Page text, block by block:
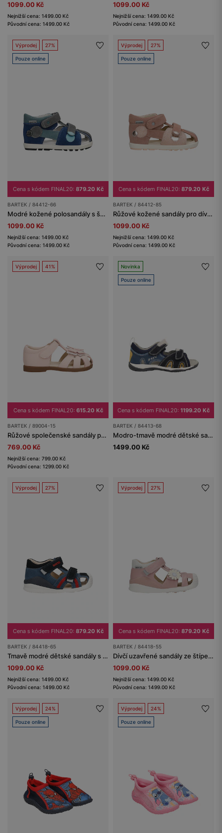
1099.00 Kč
Nejnižší cena: 1499.00 Kč
Původní cena: 1499.00 Kč
1099.00 Kč
Nejnižší cena: 1499.00 Kč
Původní cena: 1499.00 Kč
Výprodej 27%
Pouze online
Cena s kódem FINAL20: 879.20 Kč
BARTEK / 84412-66
Modré kožené polosandály s šedými vsadkami BARTEK 84412-66
1099.00 Kč
Nejnižší cena: 1499.00 Kč
Původní cena: 1499.00 Kč
Výprodej 27%
Pouze online
Cena s kódem FINAL20: 879.20 Kč
BARTEK / 84412-85
Růžové kožené sandály pro dívky BARTEK se zlatými detaily 84412-85
1099.00 Kč
Nejnižší cena: 1499.00 Kč
Původní cena: 1499.00 Kč
Výprodej 41%
Cena s kódem FINAL20: 615.20 Kč
BARTEK / 89004-15
Růžové společenské sandály pro dívky s motýlkem
769.00 Kč
Nejnižší cena: 799.00 Kč
Původní cena: 1299.00 Kč
Novinka
Pouze online
Cena s kódem FINAL20: 1199.20 Kč
BARTEK / 84413-68
Modro-tmavě modré dětské sandály se žlutými detaily BARTEK 84413-68
1499.00 Kč
Výprodej 27%
Cena s kódem FINAL20: 879.20 Kč
BARTEK / 84418-65
Tmavě modré dětské sandály s červenými detaily BARTEK 84418-65
1099.00 Kč
Nejnižší cena: 1499.00 Kč
Původní cena: 1499.00 Kč
Výprodej 27%
Cena s kódem FINAL20: 879.20 Kč
BARTEK / 84418-55
Dívčí uzavřené sandály ze štípenky s fólií s květinovými aplikacemi BARTEK 84418-55
1099.00 Kč
Nejnižší cena: 1499.00 Kč
Původní cena: 1499.00 Kč
Výprodej 24%
Pouze online
Výprodej 24%
Pouze online